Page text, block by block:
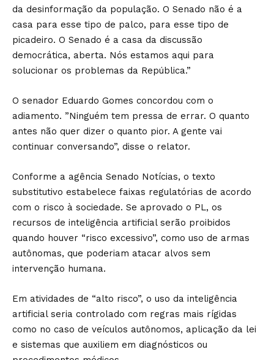
da desinformação da população. O Senado não é a
casa para esse tipo de palco, para esse tipo de
picadeiro. O Senado é a casa da discussão
democrática, aberta. Nós estamos aqui para
solucionar os problemas da República.”
O senador Eduardo Gomes concordou com o
adiamento. ”Ninguém tem pressa de errar. O quanto
antes não quer dizer o quanto pior. A gente vai
continuar conversando”, disse o relator.
Conforme a agência Senado Notícias, o texto
substitutivo estabelece faixas regulatórias de acordo
com o risco à sociedade. Se aprovado o PL, os
recursos de inteligência artificial serão proibidos
quando houver “risco excessivo”, como uso de armas
autônomas, que poderiam atacar alvos sem
intervenção humana.
Em atividades de “alto risco”, o uso da inteligência
artificial seria controlado com regras mais rígidas
como no caso de veículos autônomos, aplicação da lei
e sistemas que auxiliem em diagnósticos ou